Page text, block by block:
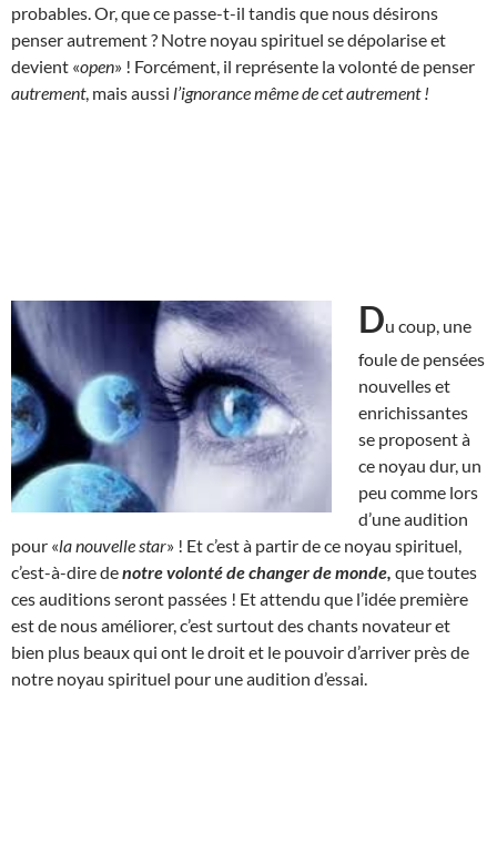
probables. Or, que ce passe-t-il tandis que nous désirons
penser autrement ? Notre noyau spirituel se dépolarise et
devient «open» ! Forcément, il représente la volonté de penser
autrement, mais aussi l’ignorance même de cet autrement !
Du coup, une
foule de pensées
nouvelles et
enrichissantes
se proposent à
ce noyau dur, un
peu comme lors
d’une audition
pour «la nouvelle star» ! Et c’est à partir de ce noyau spirituel,
c’est-à-dire denotre volonté de changer de monde, que toutes
ces auditions seront passées ! Et attendu que l’idée première
est de nous améliorer, c’est surtout des chants novateur et
bien plus beaux qui ont le droit et le pouvoir d’arriver près de
notre noyau spirituel pour une audition d’essai.